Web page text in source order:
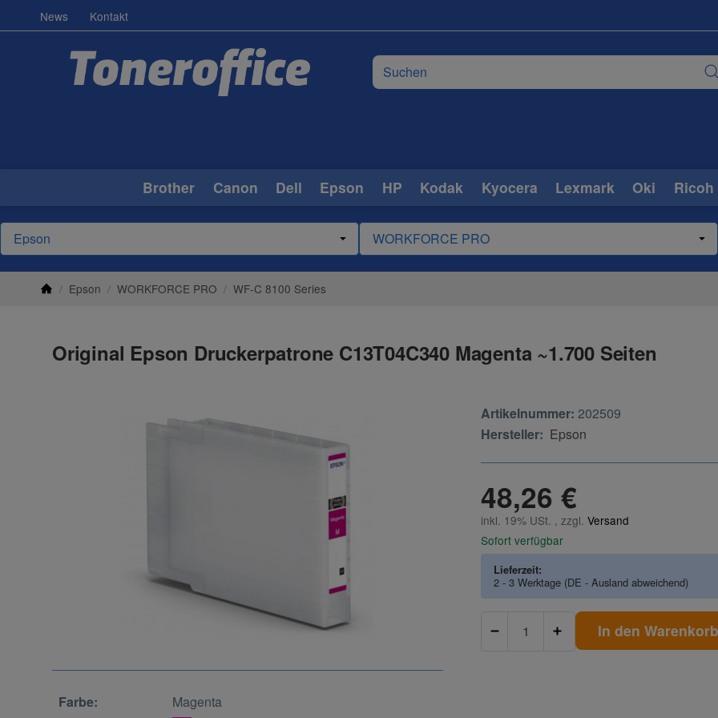
News Kontakt
Brother Canon Dell Epson HP Kodak Kyocera Lexmark Oki Ricoh
/ Epson / WORKFORCE PRO / WF-C 8100 Series
Original Epson Druckerpatrone C13T04C340 Magenta ~1.700 Seiten
Farbe: Magenta
Artikelnummer: 202509
Hersteller: Epson
48,26 €
inkl. 19% USt. , zzgl.Versand
Sofort verfügbar
Lieferzeit:
2 - 3 Werktage (DE - Ausland abweichend)
In den